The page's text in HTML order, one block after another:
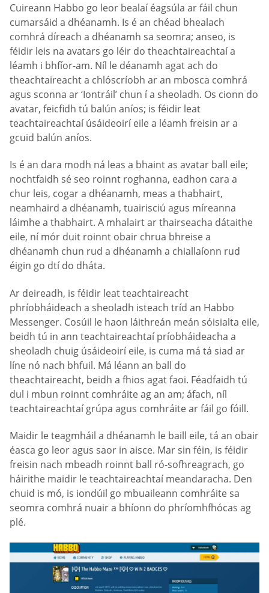
Cuireann Habbo go leor bealaí éagsúla ar fáil chun
cumarsáid a dhéanamh. Is é an chéad bhealach
comhrá díreach a dhéanamh sa seomra; anseo, is
féidir leis na avatars go léir do theachtaireachtaí a
léamh i bhfíor-am. Níl le déanamh agat ach do
theachtaireacht a chlóscríobh ar an mbosca comhrá
agus sconna ar ‘Iontráil’ chun í a sheoladh. Os cionn do
avatar, feicfidh tú balún aníos; is féidir leat
teachtaireachtaí úsáideoirí eile a léamh freisin ar a
gcuid balún aníos.
Is é an dara modh ná leas a bhaint as avatar ball eile;
nochtfaidh sé seo roinnt roghanna, eadhon cara a
chur leis, cogar a dhéanamh, meas a thabhairt,
neamhaird a dhéanamh, tuairisciú agus míreanna
láimhe a thabhairt. A mhalairt ar thairseacha dátaithe
eile, ní mór duit roinnt obair chrua bhreise a
dhéanamh chun rud a dhéanamh a chiallaíonn rud
éigin go dtí do dháta.
Ar deireadh, is féidir leat teachtaireacht
phríobháideach a sheoladh isteach tríd an Habbo
Messenger. Cosúil le haon láithreán meán sóisialta eile,
beidh tú in ann teachtaireachtaí príobháideacha a
sheoladh chuig úsáideoirí eile, is cuma má tá siad ar
líne nó nach bhfuil. Má léann an ball do
theachtaireacht, beidh a fhios agat faoi. Féadfaidh tú
dul i mbun roinnt comhráite ag an am; áfach, níl
teachtaireachtaí grúpa agus comhráite ar fáil go fóill.
Maidir le teagmháil a dhéanamh le baill eile, tá an obair
éasca go leor agus saor in aisce. Mar sin féin, is féidir
freisin nach mbeadh roinnt ball ró-sofhreagrach, go
háirithe maidir le teachtaireachtaí meandaracha. Den
chuid is mó, is iondúil go mbuaileann comhráite sa
seomra comhrá nuair a bhíonn do phríomhfhócas ag
plé.